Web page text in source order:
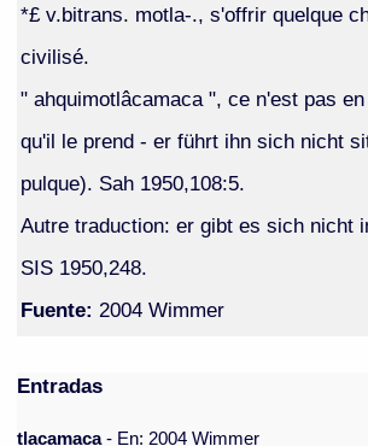
*£ v.bitrans. motla-., s'offrir quelque
civilisé.
" ahquimotlâcamaca ", ce n'est pas
qu'il le prend - er führt ihn sich nicht
pulque). Sah 1950,108:5.
Autre traduction: er gibt es sich nicht
SIS 1950,248.
Fuente: 2004 Wimmer
Entradas
tlacamaca- En: 2004 Wimmer